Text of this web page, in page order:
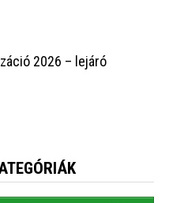
2026 – lejáró